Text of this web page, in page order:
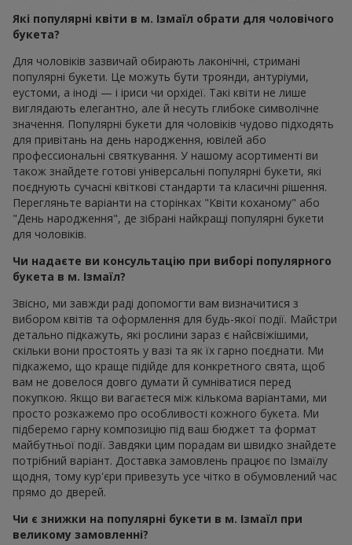
Які популярні квіти в м. Ізмаїл обрати для чоловічого
букета?
Для чоловіків зазвичай обирають лаконічні, стримані
популярні букети. Це можуть бути троянди, антуріуми,
еустоми, а іноді — і іриси чи орхідеї. Такі квіти не лише
виглядають елегантно, але й несуть глибоке символічне
значення. Популярні букети для чоловіків чудово підходять
для привітань на день народження, ювілей або
профессиональні святкування. У нашому асортименті ви
також знайдете готові універсальні популярні букети, які
поєднують сучасні квіткові стандарти та класичні рішення.
Перегляньте варіанти на сторінках "Квіти коханому" або
"День народження", де зібрані найкращі популярні букети
для чоловіків.
Чи надаєте ви консультацію при виборі популярного
букета в м. Ізмаїл?
Звісно, ми завжди раді допомогти вам визначитися з
вибором квітів та оформлення для будь-якої події. Майстри
детально підкажуть, які рослини зараз є найсвіжішими,
скільки вони простоять у вазі та як їх гарно поєднати. Ми
підкажемо, що краще підійде для конкретного свята, щоб
вам не довелося довго думати й сумніватися перед
покупкою. Якщо ви вагаєтеся між кількома варіантами, ми
просто розкажемо про особливості кожного букета. Ми
підберемо гарну композицію під ваш бюджет та формат
майбутньої події. Завдяки цим порадам ви швидко знайдете
потрібний варіант. Доставка замовлень працює по Ізмаїлу
щодня, тому кур'єри привезуть усе чітко в обумовлений час
прямо до дверей.
Чи є знижки на популярні букети в м. Ізмаїл при
великому замовленні?